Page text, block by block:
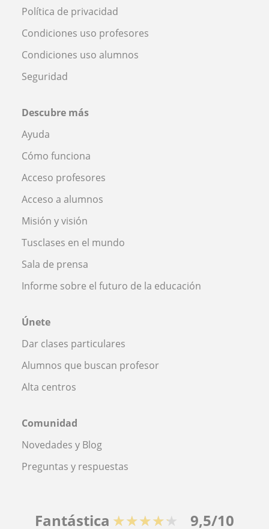
Política de privacidad
Condiciones uso profesores
Condiciones uso alumnos
Seguridad
Descubre más
Ayuda
Cómo funciona
Acceso profesores
Acceso a alumnos
Misión y visión
Tusclases en el mundo
Sala de prensa
Informe sobre el futuro de la educación
Únete
Dar clases particulares
Alumnos que buscan profesor
Alta centros
Comunidad
Novedades y Blog
Preguntas y respuestas
Fantástica ★★★★★ 9,5/10